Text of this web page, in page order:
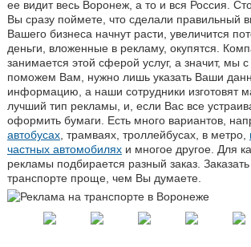
ее видит весь Воронеж, а то и вся Россия.
Вы сразу поймете, что сделали правильный
Вашего бизнеса начнут расти, увеличится
деньги, вложенные в рекламу, окупятся.
занимается этой сферой услуг, а значит, мы
поможем Вам, нужно лишь указать Ваши
информацию, а наши сотрудники изготовят
лучший тип рекламы, и, если Вас все
оформить бумаги. Есть много вариантов,
автобусах, трамваях, троллейбусах, в метро,
частных автомобиляхи многое другое. Для
рекламы подбирается разный заказ.
транспорте проще, чем Вы думаете.